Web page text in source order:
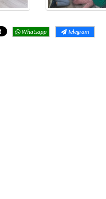
Whatsapp Telegram